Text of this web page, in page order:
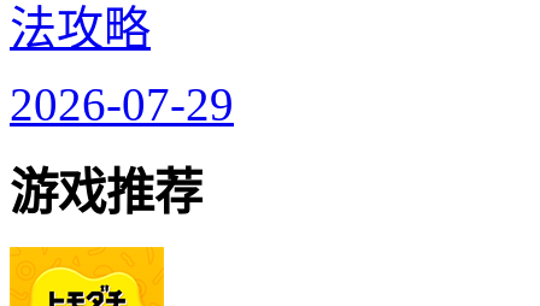
法攻略
2026-07-29
游戏推荐